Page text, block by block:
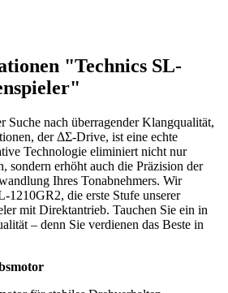
"Technics SL-
Suche nach überragender Klangqualität,
der ΔΣ-Drive, ist eine echte
Technologie eliminiert nicht nur
sondern erhöht auch die Präzision der
Ihres Tonabnehmers. Wir
1210GR2, die erste Stufe unserer
mit Direktantrieb. Tauchen Sie ein in
– denn Sie verdienen das Beste in